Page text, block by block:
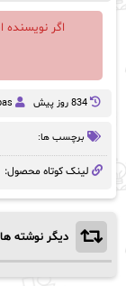
اگر
834 روز پيش
برچسب ها:
لینک کوتاه محصول:
دیگر نوشته